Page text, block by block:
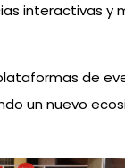
interactivas y
de
un nuevo